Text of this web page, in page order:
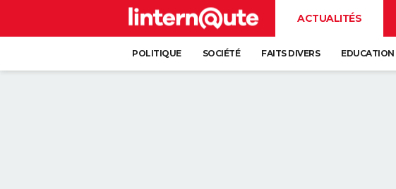
ACTUALITÉS
POLITIQUE SOCIÉTÉ FAITS DIVERS EDUCATION